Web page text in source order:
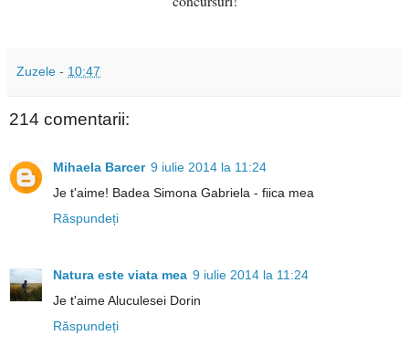
Zuzele - 10:47
214 comentarii:
Mihaela Barcer 9 iulie 2014 la 11:24
Je t'aime! Badea Simona Gabriela - fiica mea
Răspundeți
Natura este viata mea 9 iulie 2014 la 11:24
Je t'aime Aluculesei Dorin
Răspundeți